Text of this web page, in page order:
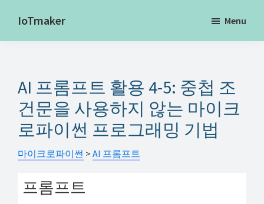
main
IoTmaker
터
넷
에
대
한
든
Menu
AI 프롬프트 활용 4-5: 중첩 조
건문을 사용하지 않는 마이크
로파이썬 프로그래밍 기법
마이크로파이썬 > AI 프롬프트
프롬프트